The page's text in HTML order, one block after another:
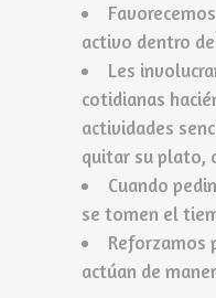
activo dentro
Les
cotidianas
actividades
quitar su plato,
Cuando
se tomen el
Reforzamos
actúan de